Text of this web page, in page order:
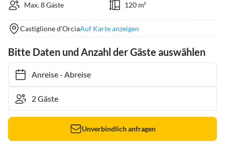
Max. 8 Gäste
120 m²
Castiglione d'OrciaAuf Karte anzeigen
Bitte Daten und Anzahl der Gäste auswählen
Anreise- Abreise
Unverbindlich anfragen